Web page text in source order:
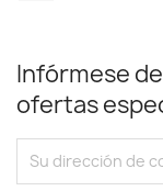
Infórmese
ofertas